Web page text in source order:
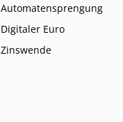
Automatensprengung
Digitaler Euro
Zinswende